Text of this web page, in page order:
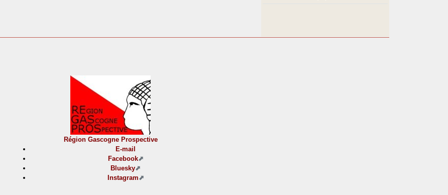
Région Gascogne Prospective
E-mail
Facebook
Bluesky
Instagram